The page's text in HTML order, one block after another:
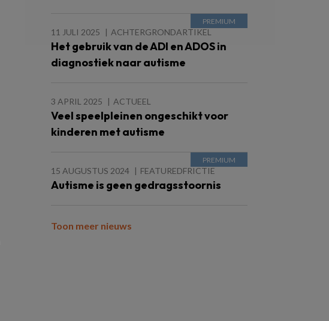
11 JULI 2025 ACHTERGRONDARTIKEL
Het gebruik van de ADI en ADOS in
diagnostiek naar autisme
3 APRIL 2025 ACTUEEL
Veel speelpleinen ongeschikt voor
kinderen met autisme
15 AUGUSTUS 2024 FEATUREDFRICTIE
Autisme is geen gedragsstoornis
Toon meer nieuws